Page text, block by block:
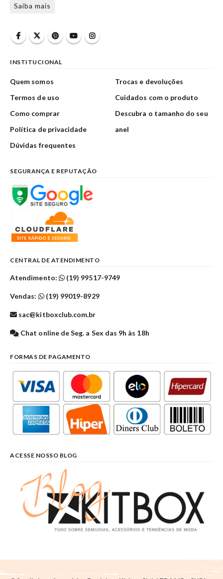
Saiba mais
INSTITUCIONAL
Quem somos
Termos de uso
Como comprar
Política de privacidade
Dúvidas frequentes
Trocas e devoluções
Cuidados com o produto
Descubra o tamanho do seu
anel
SEGURANÇA E REPUTAÇÃO
CENTRAL DE ATENDIMENTO
Atendimento: (19) 99517-9749
Vendas: (19) 99019-8929
sac@kitboxclub.com.br
Chat online de Seg. a Sex das 9h às 18h
FORMAS DE PAGAMENTO
ACESSE NOSSO BLOG